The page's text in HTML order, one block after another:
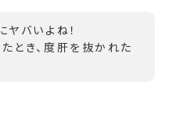
ヤバいよね！
とき、度肝を抜かれた